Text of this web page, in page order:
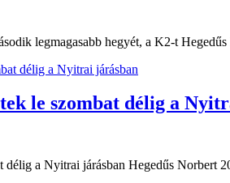
legmagasabb hegyét, a K2-t
le szombat délig a
délig a Nyitrai járásban Hegedűs